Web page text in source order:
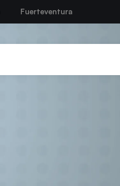
Fuerteventura